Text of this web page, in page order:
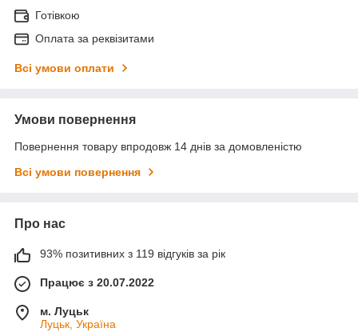
Готівкою
Оплата за реквізитами
Всі умови оплати
Умови повернення
Повернення товару впродовж 14 днів за домовленістю
Всі умови повернення
Про нас
93% позитивних з 119 відгуків за рік
Працює з 20.07.2022
м. Луцьк
Луцьк, Україна